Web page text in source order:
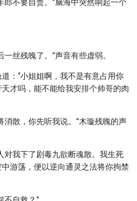
郎不要自责。”脑海中突然响起一个
丝残魄了。”声音有些虚弱。
：“小姐姐啊，我不是有意占用你
才吗，能不能给我安排个帅哥的肉
消散，你先听我说。”木璇残魄的声
对我下了剧毒九欲断魂散。我生死
游荡，便以逆向通灵之法将你拘禁